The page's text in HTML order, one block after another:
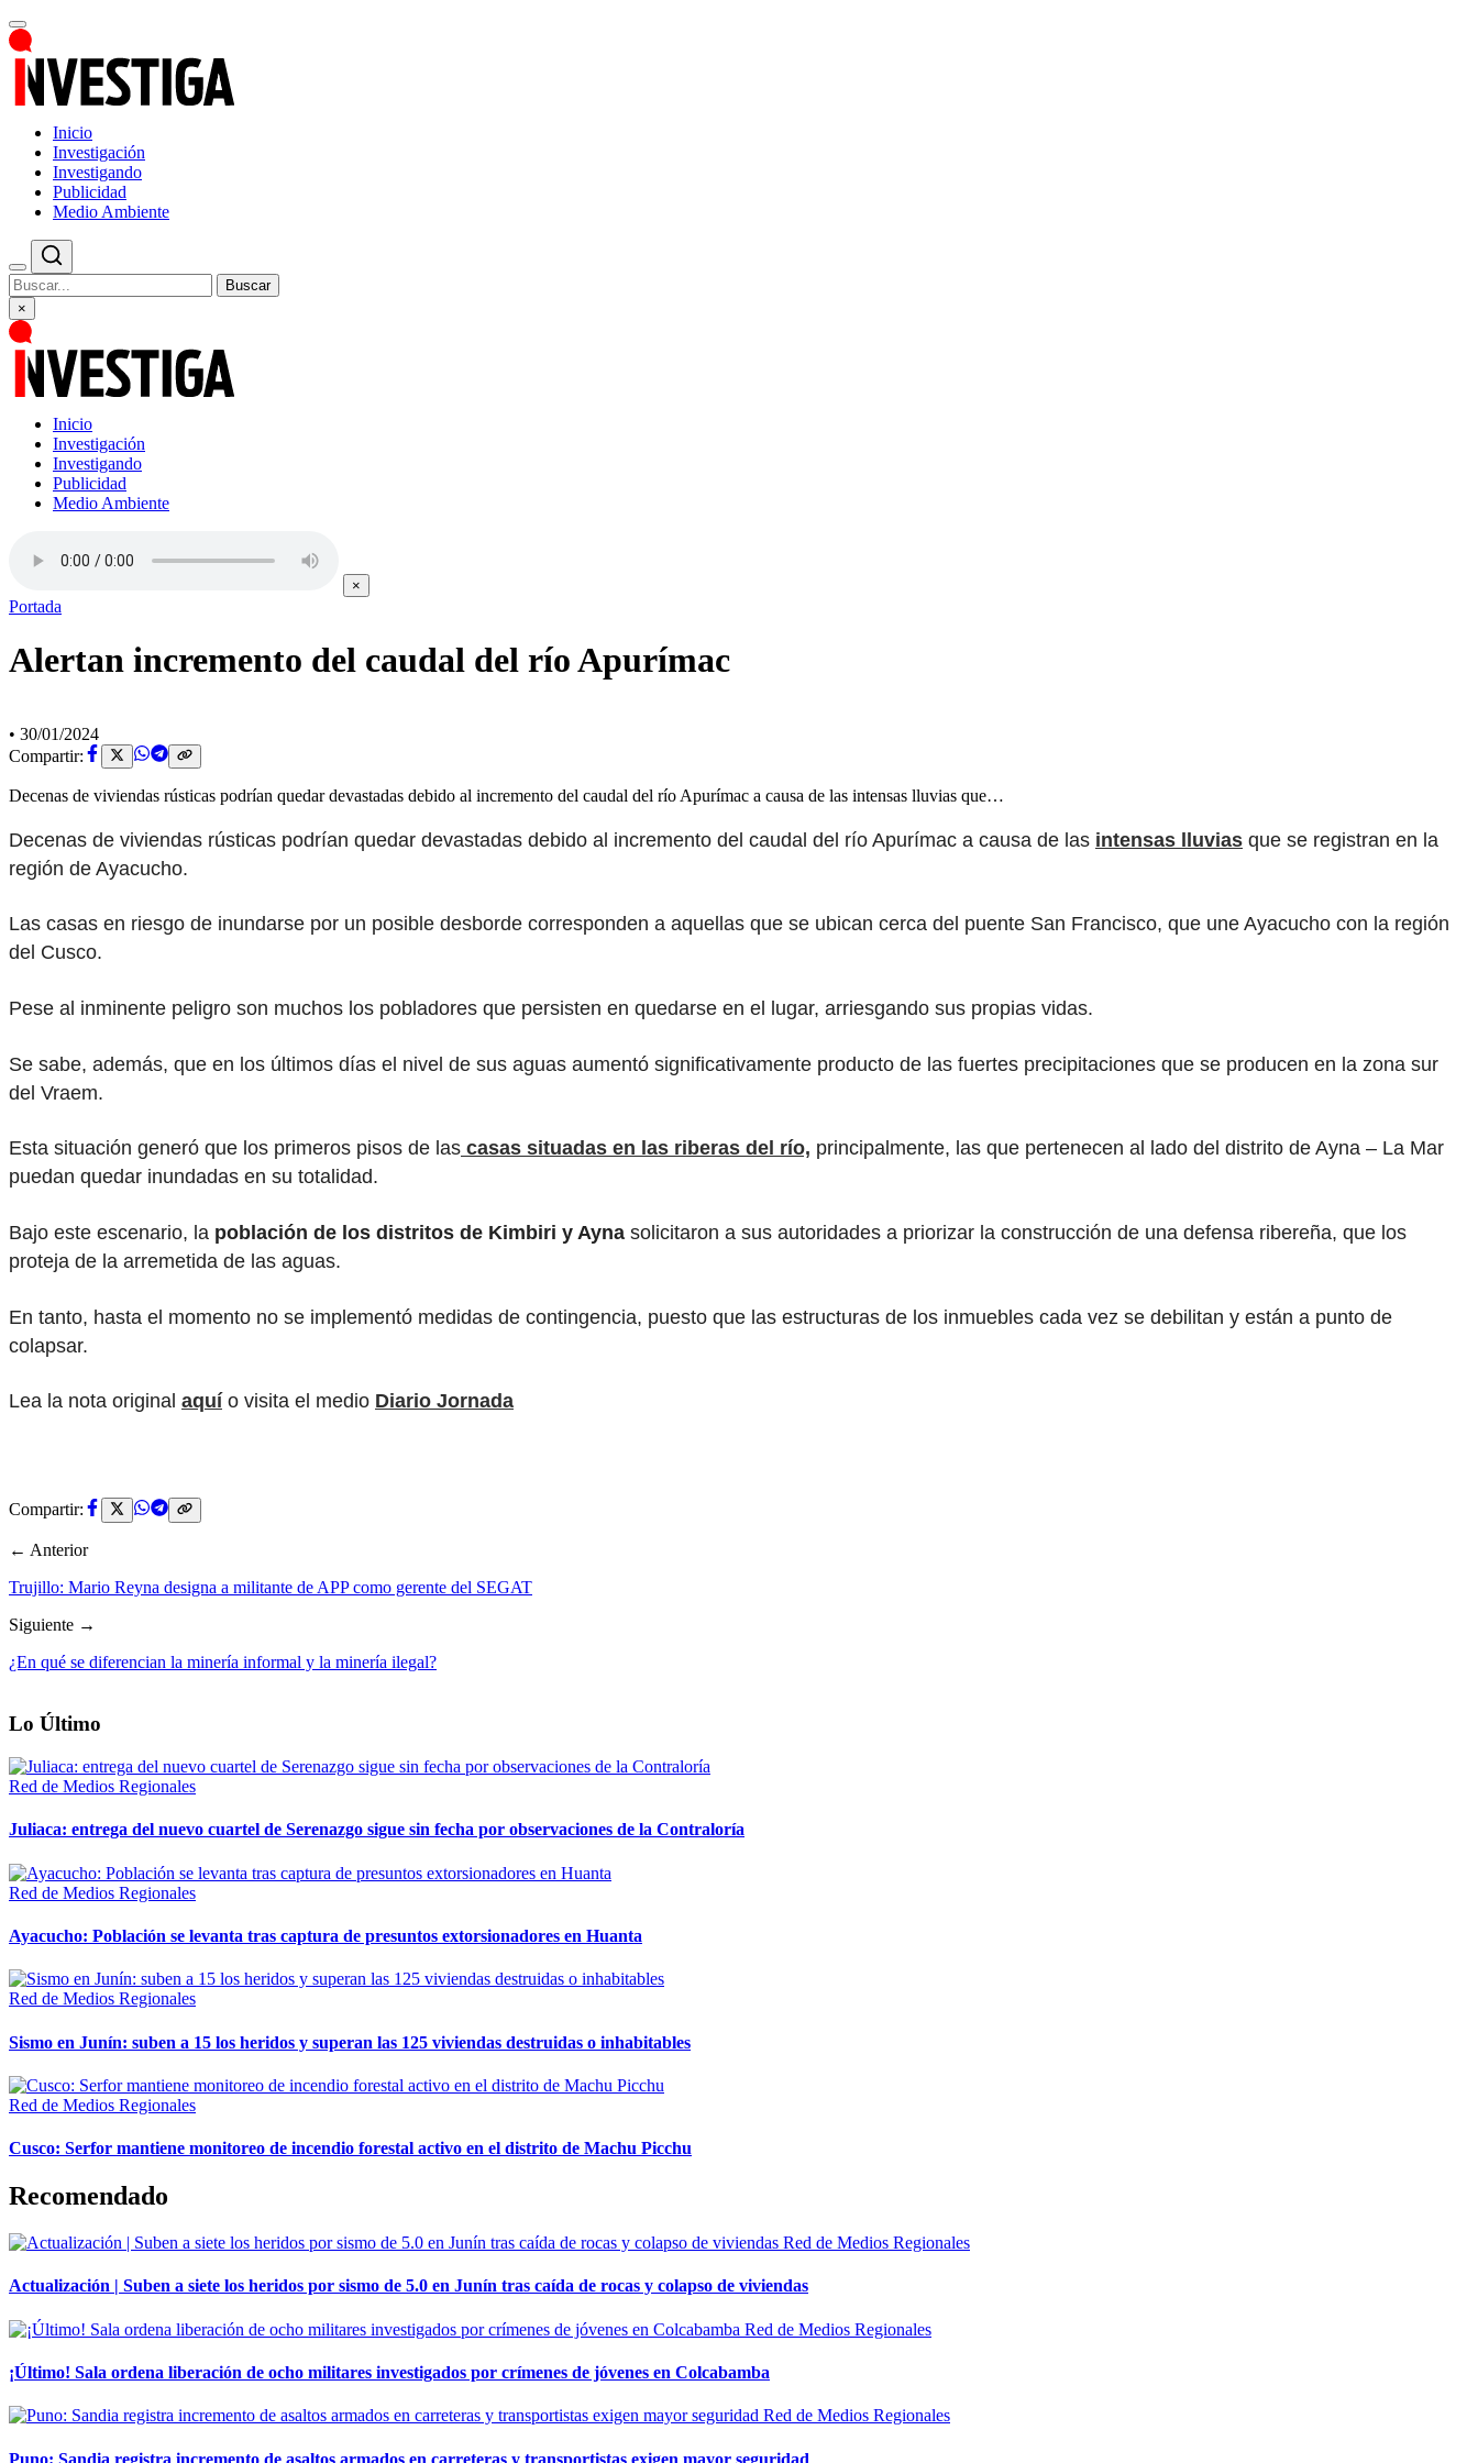
Inicio
Investigación
Investigando
Publicidad
Medio Ambiente
Buscar
×
Inicio
Investigación
Investigando
Publicidad
Medio Ambiente
×
Portada
Alertan incremento del caudal del río Apurímac
• 30/01/2024
Compartir:
Decenas de viviendas rústicas podrían quedar devastadas debido al incremento del caudal del río Apurímac a causa de las intensas lluvias que…
Decenas de viviendas rústicas podrían quedar devastadas debido al incremento del caudal del río Apurímac a causa de las intensas lluvias que se registran en la
región de Ayacucho.
Las casas en riesgo de inundarse por un posible desborde corresponden a aquellas que se ubican cerca del puente San Francisco, que une Ayacucho con la región
del Cusco.
Pese al inminente peligro son muchos los pobladores que persisten en quedarse en el lugar, arriesgando sus propias vidas.
Se sabe, además, que en los últimos días el nivel de sus aguas aumentó significativamente producto de las fuertes precipitaciones que se producen en la zona sur
del Vraem.
Esta situación generó que los primeros pisos de las casas situadas en las riberas del río, principalmente, las que pertenecen al lado del distrito de Ayna – La Mar
puedan quedar inundadas en su totalidad.
Bajo este escenario, la población de los distritos de Kimbiri y Ayna solicitaron a sus autoridades a priorizar la construcción de una defensa ribereña, que los
proteja de la arremetida de las aguas.
En tanto, hasta el momento no se implementó medidas de contingencia, puesto que las estructuras de los inmuebles cada vez se debilitan y están a punto de
colapsar.
Lea la nota original aquí o visita el medio Diario Jornada
Compartir:
← Anterior
Trujillo: Mario Reyna designa a militante de APP como gerente del SEGAT
Siguiente →
¿En qué se diferencian la minería informal y la minería ilegal?
Lo Último
Red de Medios Regionales
Juliaca: entrega del nuevo cuartel de Serenazgo sigue sin fecha por observaciones de la Contraloría
Red de Medios Regionales
Ayacucho: Población se levanta tras captura de presuntos extorsionadores en Huanta
Red de Medios Regionales
Sismo en Junín: suben a 15 los heridos y superan las 125 viviendas destruidas o inhabitables
Red de Medios Regionales
Cusco: Serfor mantiene monitoreo de incendio forestal activo en el distrito de Machu Picchu
Recomendado
Red de Medios Regionales
Actualización | Suben a siete los heridos por sismo de 5.0 en Junín tras caída de rocas y colapso de viviendas
Red de Medios Regionales
¡Último! Sala ordena liberación de ocho militares investigados por crímenes de jóvenes en Colcabamba
Red de Medios Regionales
Puno: Sandia registra incremento de asaltos armados en carreteras y transportistas exigen mayor seguridad